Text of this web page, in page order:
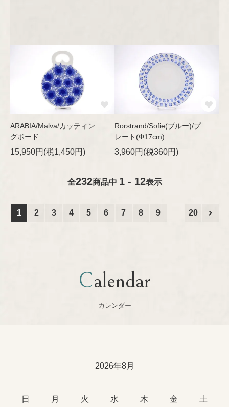
ARABIA/Malva/カッティン
グボード
15,950円(税1,450円)
Rorstrand/Sofie(ブルー)/プ
レート(Φ17cm)
3,960円(税360円)
全232商品中 1 - 12表示
1 2 3 4 5 6 7 8 9 20
Calendar
カレンダー
2026年8月
日 月 火 水 木 金 土